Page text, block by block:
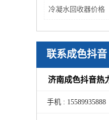
冷凝水回收器价格
联系成色抖音
济南成色抖音热
手机 :